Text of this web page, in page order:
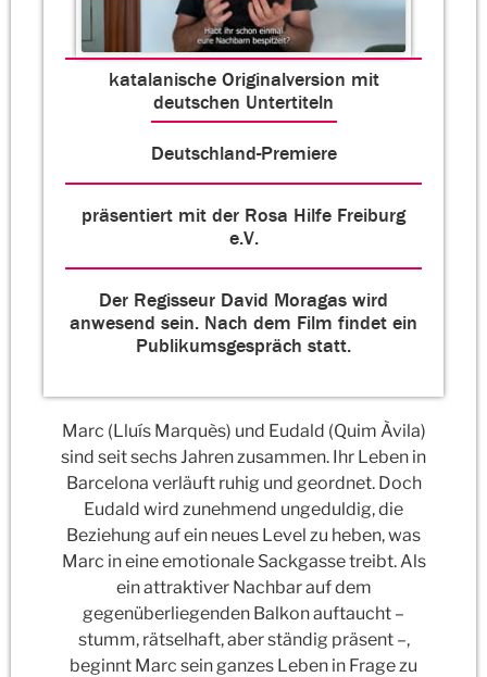
katalanische Originalversion mit
deutschen Untertiteln
Deutschland-Premiere
präsentiert mit der Rosa Hilfe Freiburg
e.V.
Der Regisseur David Moragas wird
anwesend sein. Nach dem Film findet ein
Publikumsgespräch statt.
Marc (Lluís Marquès) und Eudald (Quim Àvila)
sind seit sechs Jahren zusammen. Ihr Leben in
Barcelona verläuft ruhig und geordnet. Doch
Eudald wird zunehmend ungeduldig, die
Beziehung auf ein neues Level zu heben, was
Marc in eine emotionale Sackgasse treibt. Als
ein attraktiver Nachbar auf dem
gegenüberliegenden Balkon auftaucht –
stumm, rätselhaft, aber ständig präsent –,
beginnt Marc sein ganzes Leben in Frage zu